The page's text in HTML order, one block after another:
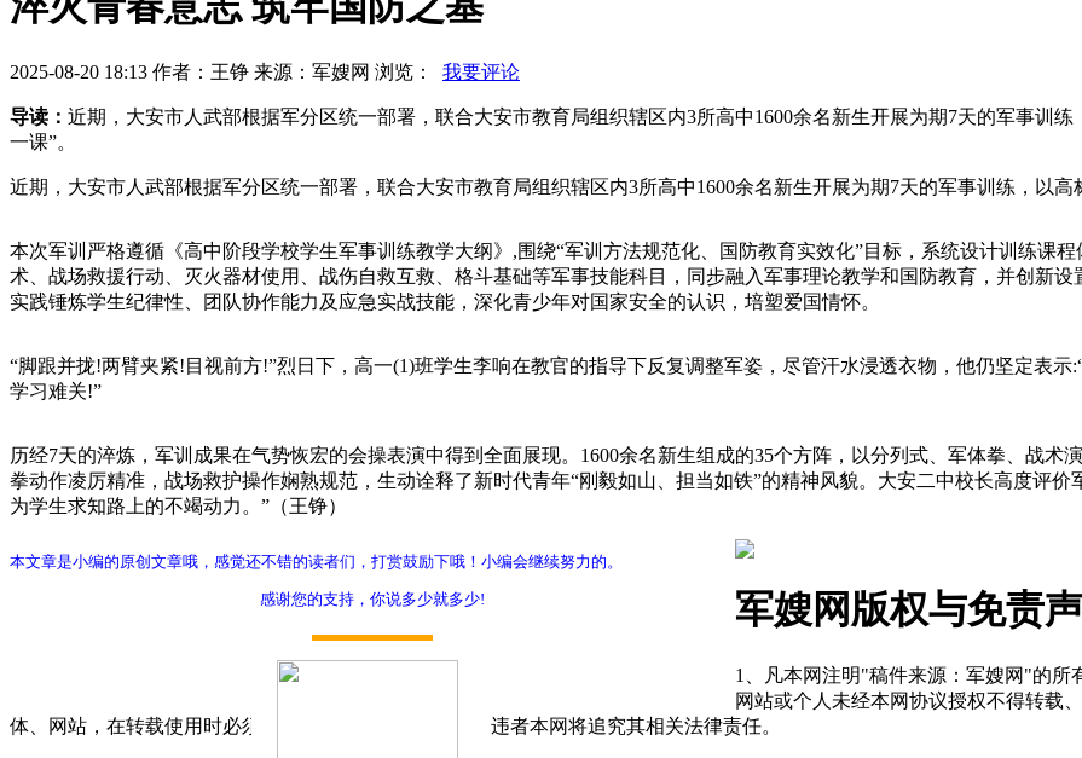
2025-08-20 18:13 作者：王铮 来源：军嫂网 浏览： 我要评论
导读： 近期，大安市人武部根据军分区统一部署，联合大安市教育局组织辖区内3所高中1600余名新生开展为期7天的军事训
一课”。
近期，大安市人武部根据军分区统一部署，联合大安市教育局组织辖区内3所高中1600余名新生开展为期7天的军事训练，以高
本次军训严格遵循《高中阶段学校学生军事训练教学大纲》,围绕“军训方法规范化、国防教育实效化”目标，系统设计训练课
术、战场救援行动、灭火器材使用、战伤自救互救、格斗基础等军事技能科目，同步融入军事理论教学和国防教育，并创新
实践锤炼学生纪律性、团队协作能力及应急实战技能，深化青少年对国家安全的认识，培塑爱国情怀。
“脚跟并拢!两臂夹紧!目视前方!”烈日下，高一(1)班学生李响在教官的指导下反复调整军姿，尽管汗水浸透衣物，他仍坚定表示
学习难关!”
历经7天的淬炼，军训成果在气势恢宏的会操表演中得到全面展现。1600余名新生组成的35个方阵，以分列式、军体拳、战
拳动作凌厉精准，战场救护操作娴熟规范，生动诠释了新时代青年“刚毅如山、担当如铁”的精神风貌。大安二中校长高度评
为学生求知路上的不竭动力。”（王铮）
本文章是小编的原创文章哦，感觉还不错的读者们，打赏鼓励下哦！小编会继续努力的。
感谢您的支持，你说多少就多少! 军嫂网版权与免责声
1、凡本网注明"稿件来源：军嫂网"的所
网站或个人未经本网协议授权不得转载
体、网站，在转载使用时必须注明"稿件来源：军嫂网"，违者本网将追究其相关法律责任。